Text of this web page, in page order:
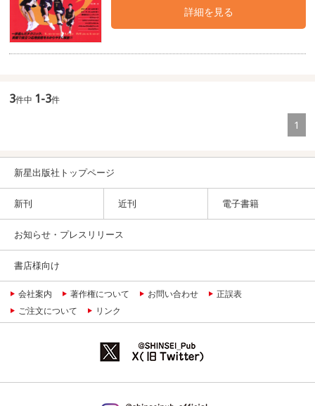
詳細を見る
3件中 1-3件
1
新星出版社トップページ
新刊 近刊 電子書籍
お知らせ・プレスリリース
書店様向け
会社案内 著作権について お問い合わせ
正誤表
ご注文について
リンク